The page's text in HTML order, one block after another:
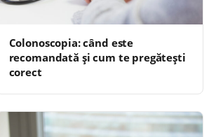
Colonoscopia: când este
recomandată și cum te pregătești
corect